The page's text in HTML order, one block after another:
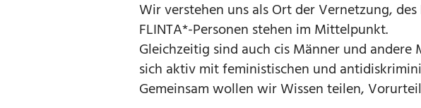
Wir verstehen uns als Ort der Vernetzung,
FLINTA*-Personen stehen im Mittelpunkt.
Gleichzeitig sind auch cis Männer und
sich aktiv mit feministischen und
Gemeinsam wollen wir Wissen teilen,